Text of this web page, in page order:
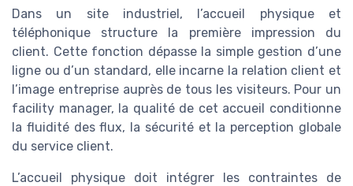
Dans un site industriel, l’accueil physique et
téléphonique structure la première impression du
client. Cette fonction dépasse la simple gestion d’une
ligne ou d’un standard, elle incarne la relation client et
l’image entreprise auprès de tous les visiteurs. Pour un
facility manager, la qualité de cet accueil conditionne
la fluidité des flux, la sécurité et la perception globale
du service client.
L’accueil physique doit intégrer les contraintes de